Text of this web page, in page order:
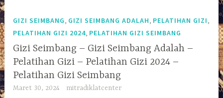
GIZI SEIMBANG GIZI SEIMBANG ADALAH PELATIHAN GIZI
PELATIHAN GIZI 2024 PELATIHAN GIZI SEIMBANG
Gizi Seimbang – Gizi Seimbang Adalah –
Pelatihan Gizi – Pelatihan Gizi 2024 –
Pelatihan Gizi Seimbang
Maret 30, 2024 mitradiklatcenter